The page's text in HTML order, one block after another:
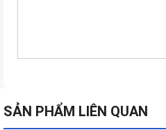
SẢN PHẨM LIÊN QUAN